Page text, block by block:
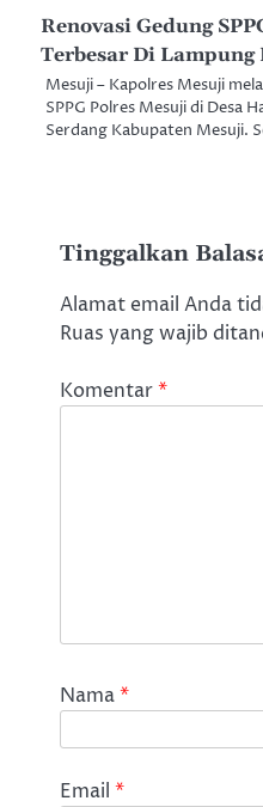
Renovasi Gedung
Terbesar Di
Mesuji – Kapolres Mesuji
SPPG Polres Mesuji di Desa
Serdang Kabupaten Mesuji.
Tinggalkan
Alamat email Anda
Ruas yang wajib
Komentar*
Nama*
Email *